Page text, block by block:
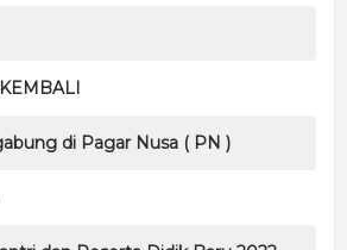
di Pagar Nusa ( PN )